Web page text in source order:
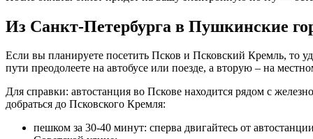
Из Санкт-Петербурга в Пушкинские
Если вы планируете посетить Псков и Псковский Кремль, то
пути преодолеете на автобусе или поезде, а вторую – на
Для справки: автостанция во Пскове находится рядом с
добраться до Псковского Кремля:
пешком за 30-40 минут: сперва двигайтесь от